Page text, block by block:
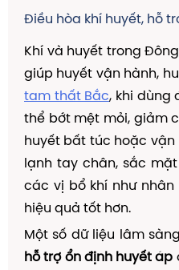
Điều hòa khí huyết, hỗ
Khí và huyết trong
giúp huyết vận hành,
tam thất Bắc, khi dùng
thể bớt mệt mỏi, giảm
huyết bất túc hoặc vận
lạnh tay chân, sắc
các vị bổ khí như
hiệu quả tốt hơn.
Một số dữ liệu lâm
hỗ trợ ổn định huyết áp